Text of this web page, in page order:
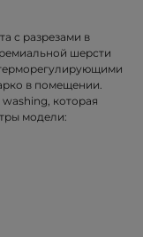
с разрезами в
шерсти
в помещении.
которая
модели: